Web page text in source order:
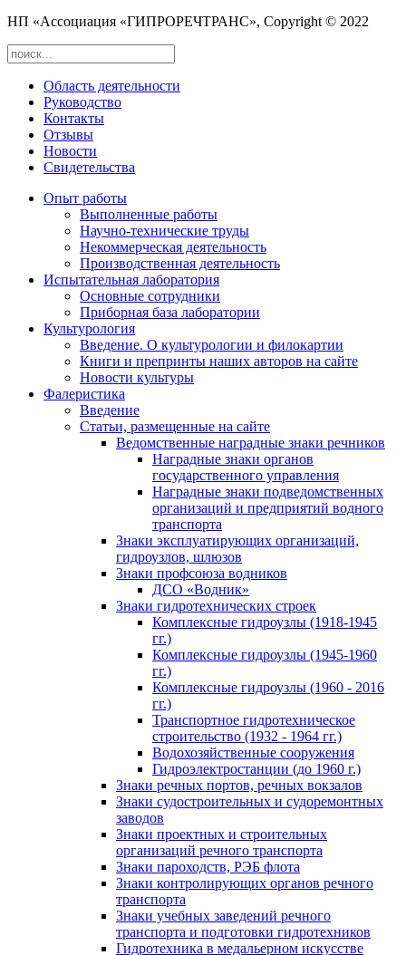
НП «Ассоциация «ГИПРОРЕЧТРАНС», Copyright © 2022
Область деятельности
Руководство
Контакты
Отзывы
Новости
Свидетельства
Опыт работы
Выполненные работы
Научно-технические труды
Некоммерческая деятельность
Производственная деятельность
Испытательная лаборатория
Основные сотрудники
Приборная база лаборатории
Культурология
Введение. О культурологии и филокартии
Книги и препринты наших авторов на сайте
Новости культуры
Фалеристика
Введение
Статьи, размещенные на сайте
Ведомственные наградные знаки речников
Наградные знаки органов
государственного управления
Наградные знаки подведомственных
организаций и предприятий водного
транспорта
Знаки эксплуатирующих организаций,
гидроузлов, шлюзов
Знаки профсоюза водников
ДСО «Водник»
Знаки гидротехнических строек
Комплексные гидроузлы (1918-1945
гг.)
Комплексные гидроузлы (1945-1960
гг.)
Комплексные гидроузлы (1960 - 2016
гг.)
Транспортное гидротехническое
строительство (1932 - 1964 гг.)
Водохозяйственные сооружения
Гидроэлектростанции (до 1960 г.)
Знаки речных портов, речных вокзалов
Знаки судостроительных и судоремонтных
заводов
Знаки проектных и строительных
организаций речного транспорта
Знаки пароходств, РЭБ флота
Знаки контролирующих органов речного
транспорта
Знаки учебных заведений речного
транспорта и подготовки гидротехников
Гидротехника в медальерном искусстве